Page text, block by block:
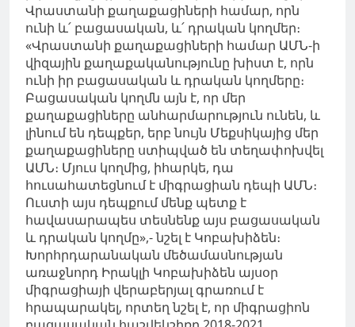
Վրաստանի քաղաքացիների համար, որն
ունի և՛ բացասական, և՛ դրական կողմեր։
«Վրաստանի քաղաքացիների համար ԱՄՆ-ի
վիզային քաղաքականությունը խիստ է, որն
ունի իր բացասական և դրական կողմերը։
Բացասական կողմն այն է, որ մեր
քաղաքացիները անհարմարություն ունեն, և
լինում են դեպքեր, երբ նույն Մեքսիկայից մեր
քաղաքացիները ստիպված են տեղափոխվել
ԱՄՆ։ Մյուս կողմից, իհարկե, դա
հուսահատեցնում է միգրացիան դեպի ԱՄՆ։
Ուստի այս դեպքում մենք պետք է
հավասարապես տեսնենք այս բացասական
և դրական կողմը»,- նշել է Կոբախիձեն։
Խորհրդարանական մեծամասնության
առաջնորդ Իրակլի Կոբախիձեն այսօր
միգրացիայի վերաբերյալ գրառում է
հրապարակել, որտեղ նշել է, որ միգրացիոն